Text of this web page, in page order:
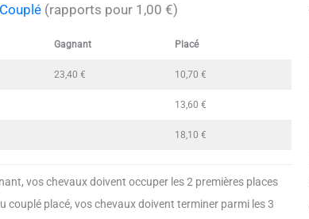
Couplé (rapports pour 1,00 €)
Gagnant Placé
23,40 € 10,70 €
13,60 €
18,10 €
vos chevaux doivent occuper les 2 premières places
couplé placé, vos chevaux doivent terminer parmi les 3